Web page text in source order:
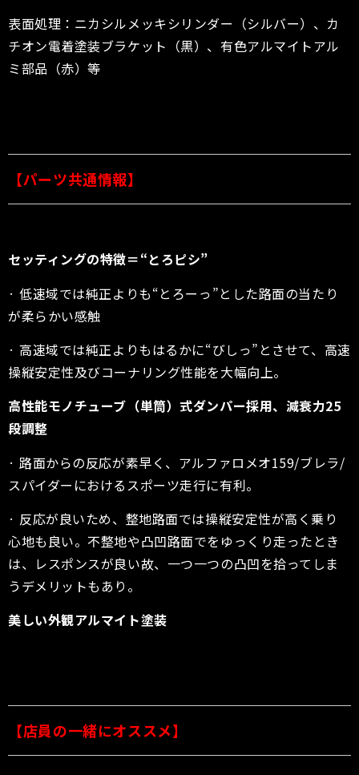
表面処理：ニカシルメッキシリンダー（シルバー）、カ
チオン電着塗装ブラケット（黒）、有色アルマイトアル
ミ部品（赤）等
【パーツ共通情報】
セッティングの特徴＝“とろピシ”
· 低速域では純正よりも“とろーっ”とした路面の当たり
が柔らかい感触
· 高速域では純正よりもはるかに“びしっ”とさせて、高速
操縦安定性及びコーナリング性能を大幅向上。
高性能モノチューブ（単筒）式ダンパー採用、減衰力25
段調整
· 路面からの反応が素早く、アルファロメオ159/ブレラ/
スパイダーにおけるスポーツ走行に有利。
· 反応が良いため、整地路面では操縦安定性が高く乗り
心地も良い。不整地や凸凹路面でをゆっくり走ったとき
は、レスポンスが良い故、一つ一つの凸凹を拾ってしま
うデメリットもあり。
美しい外観アルマイト塗装
【店員の一緒にオススメ】